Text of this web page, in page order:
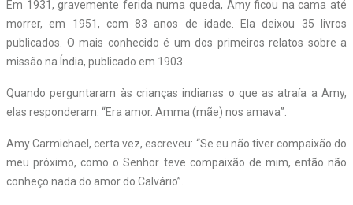
Em 1931, gravemente ferida numa queda, Amy ficou na cama até
morrer, em 1951, com 83 anos de idade. Ela deixou 35 livros
publicados. O mais conhecido é um dos primeiros relatos sobre a
missão na Índia, publicado em 1903.
Quando perguntaram às crianças indianas o que as atraía a Amy,
elas responderam: “Era amor. Amma (mãe) nos amava”.
Amy Carmichael, certa vez, escreveu: “Se eu não tiver compaixão do
meu próximo, como o Senhor teve compaixão de mim, então não
conheço nada do amor do Calvário”.